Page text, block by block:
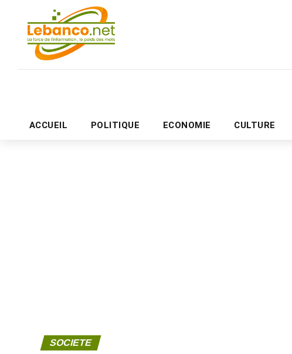
ACCUEIL POLITIQUE ECONOMIE CULTURE
SOCIETE